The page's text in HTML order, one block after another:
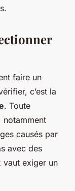
faire un
c’est la
. Toute
notamment
causés par
avec des
vaut exiger un